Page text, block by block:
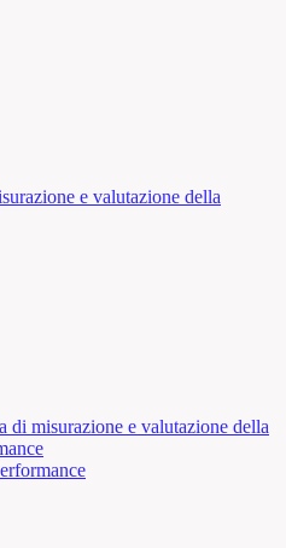
e valutazione della
di misurazione e valutazione della